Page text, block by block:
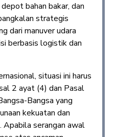
bahan bakar, dan
strategis
dari manuver udara
berbasis logistik dan
situasi ini harus
2 ayat (4) dan Pasal
Bangsa yang
kekuatan dan
Apabila serangan awal